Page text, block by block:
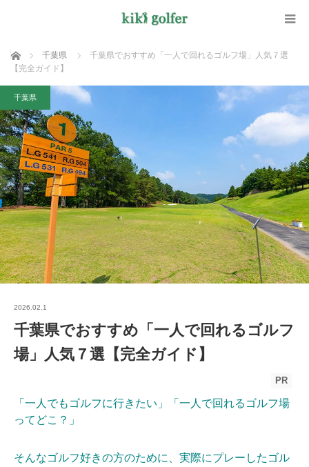
ホーム 千葉県
千葉県でおすすめ「一人で回れるゴルフ場」人気７選
【完全ガイド】
千葉県
2026.02.1
千葉県でおすすめ「一人で回れるゴルフ
場」人気７選【完全ガイド】
PR
「一人でもゴルフに行きたい」「一人で回れるゴルフ場
ってどこ？」
そんなゴルフ好きの方のために、実際にプレーしたゴル